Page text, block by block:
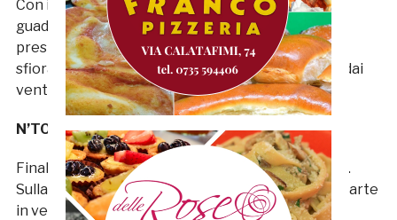
Con il suo ingresso il centrocampo della Samb
guadagna in rapidità. Galvanizzato dalle buone
prestazioni recenti gioca sempre a testa alta,
sfiorando anche l’ennesimo golazo con un bolide dai
venti metri che si stampa sul palo.
N’TOW 6
Finalmente si rivede il velocissimo numero tredici.
Sulla sinistra soffre soltanto quando il Bassano riparte
in velocità, facendosi anche vedere in avanti.